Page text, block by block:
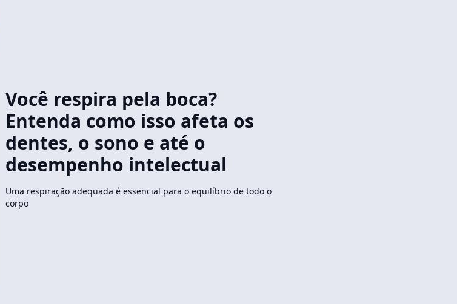
Você respira pela boca?
Entenda como isso afeta os
dentes, o sono e até o
desempenho intelectual
Uma respiração adequada é essencial para o equilíbrio de todo o
corpo